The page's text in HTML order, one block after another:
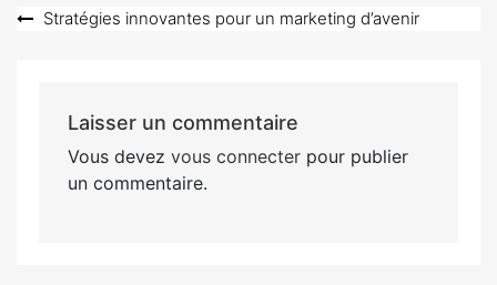
Navigation
Stratégies innovantes pour un marketing d’avenir
Laisser un commentaire
Vous devez vous connecterpour publier
un commentaire.